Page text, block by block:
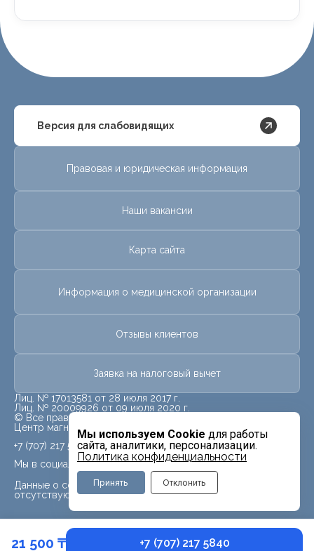
Записаться
Мы используем Cookie для работы
сайта, аналитики, персонализации.
Политика конфиденциальности
Принять Отклонить
21 500 ₸ +7 (707) 217 5840
Версия для слабовидящих
Правовая и юридическая информация
Наши вакансии
Карта сайта
Информация о медицинской организации
Отзывы клиентов
Заявка на налоговый вычет
Лиц. № 17013581 от 28 июля 2017 г.
Лиц. № 20009926 от 09 июля 2020 г.
© Все права защищены.
Центр магнитно-резонансной томографии «МРТ Лидер»
Мы в социальных сетях
Данные о социальных сетях для данного филиала
отсутствуют
+7 (707) 217 5840